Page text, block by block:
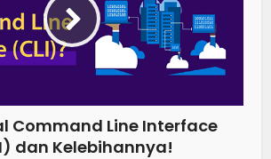
Command Line Interface
dan Kelebihannya!